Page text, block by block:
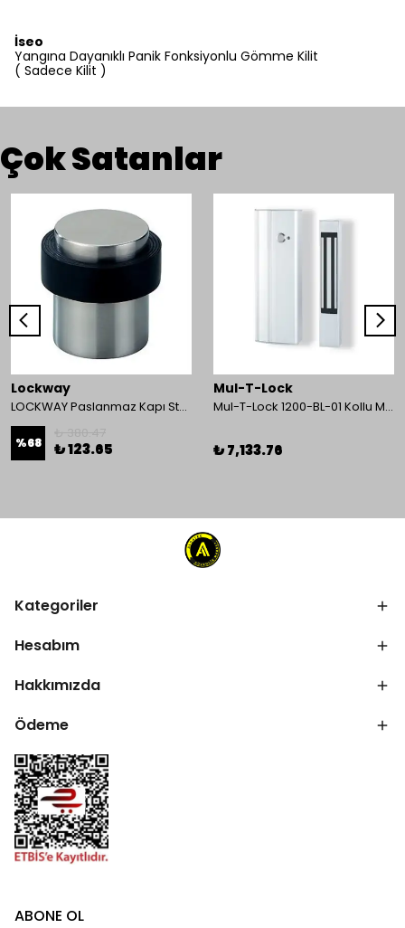
İseo
Yangına Dayanıklı Panik Fonksiyonlu Gömme Kilit
( Sadece Kilit )
Çok Satanlar
Lockway
LOCKWAY Paslanmaz Kapı Stoperi
%68 ₺ 123.65
Mul-T-Lock
Mul-T-Lock 1200-BL-01 Kollu Manyetik Kilit 272 kg 600 Lbs
₺ 7,133.76
Kategoriler
Hesabım
Hakkımızda
Ödeme
ABONE OL